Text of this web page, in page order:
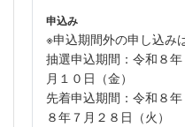
申込み
※申込期間外の申し込み
抽選申込期間：令和８
月１０日（金）
先着申込期間：令和８
８年７月２８日（火）